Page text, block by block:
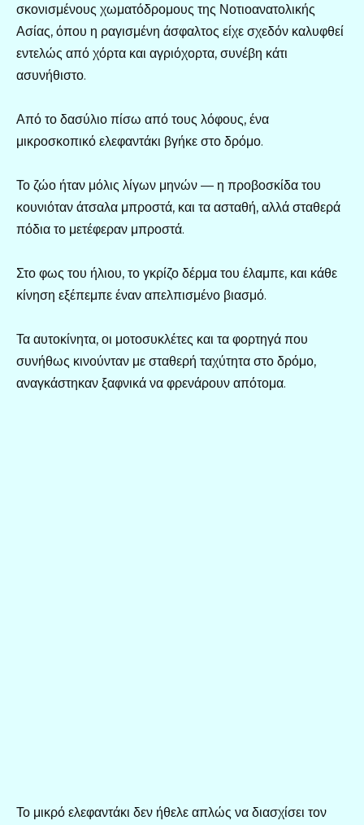
σκονισμένους χωματόδρομους της Νοτιοανατολικής
Ασίας, όπου η ραγισμένη άσφαλτος είχε σχεδόν καλυφθεί
εντελώς από χόρτα και αγριόχορτα, συνέβη κάτι
ασυνήθιστο.
Από το δασύλιο πίσω από τους λόφους, ένα
μικροσκοπικό ελεφαντάκι βγήκε στο δρόμο.
Το ζώο ήταν μόλις λίγων μηνών — η προβοσκίδα του
κουνιόταν άτσαλα μπροστά, και τα ασταθή, αλλά σταθερά
πόδια το μετέφεραν μπροστά.
Στο φως του ήλιου, το γκρίζο δέρμα του έλαμπε, και κάθε
κίνηση εξέπεμπε έναν απελπισμένο βιασμό.
Τα αυτοκίνητα, οι μοτοσυκλέτες και τα φορτηγά που
συνήθως κινούνταν με σταθερή ταχύτητα στο δρόμο,
αναγκάστηκαν ξαφνικά να φρενάρουν απότομα.
Το μικρό ελεφαντάκι δεν ήθελε απλώς να διασχίσει τον